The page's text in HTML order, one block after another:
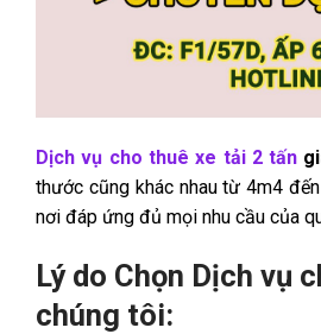
Dịch vụ cho thuê xe tải 2 tấn
thước cũng khác nhau từ 4m4
nơi đáp ứng đủ mọi nhu cầu của
Lý do Chọn Dịch vụ
chúng tôi: